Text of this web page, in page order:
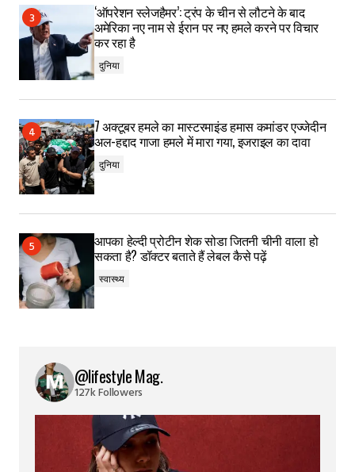
‘ऑपरेशन स्लेजहैमर’: ट्रंप के चीन से लौटने के बाद
अमेरिका नए नाम से ईरान पर नए हमले करने पर विचार
कर रहा है
दुनिया
7 अक्टूबर हमले का मास्टरमाइंड हमास कमांडर एज्जेदीन
अल-हद्दाद गाजा हमले में मारा गया, इजराइल का दावा
दुनिया
आपका हेल्दी प्रोटीन शेक सोडा जितनी चीनी वाला हो
सकता है? डॉक्टर बताते हैं लेबल कैसे पढ़ें
स्वास्थ्य
@lifestyle Mag.
127k Followers